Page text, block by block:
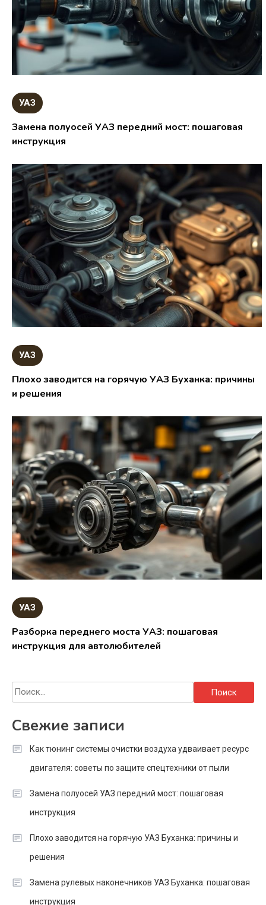
УАЗ
Замена полуосей УАЗ передний мост: пошаговая
инструкция
УАЗ
Плохо заводится на горячую УАЗ Буханка: причины
и решения
УАЗ
Разборка переднего моста УАЗ: пошаговая
инструкция для автолюбителей
Найти:
Свежие записи
Как тюнинг системы очистки воздуха удваивает ресурс
двигателя: советы по защите спецтехники от пыли
Замена полуосей УАЗ передний мост: пошаговая
инструкция
Плохо заводится на горячую УАЗ Буханка: причины и
решения
Замена рулевых наконечников УАЗ Буханка: пошаговая
инструкция